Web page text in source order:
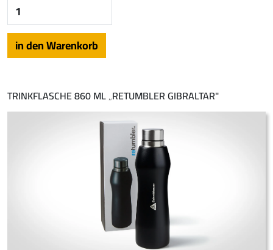
TRINKFLASCHE 860 ML „RETUMBLER GIBRALTAR"